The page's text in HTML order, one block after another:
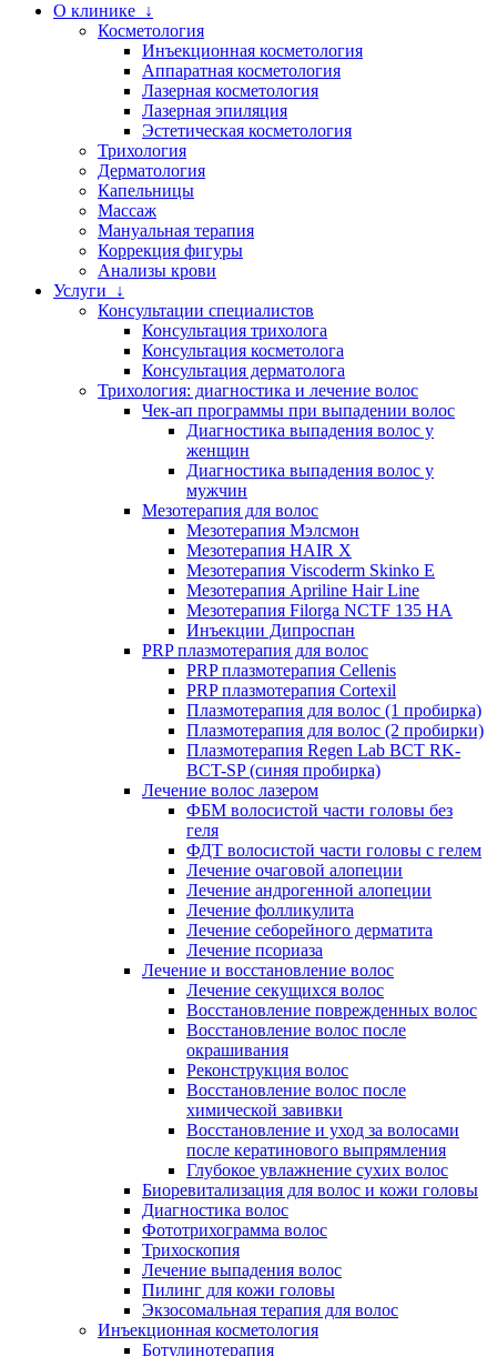
О клинике ↓
Косметология
Инъекционная косметология
Аппаратная косметология
Лазерная косметология
Лазерная эпиляция
Эстетическая косметология
Трихология
Дерматология
Капельницы
Массаж
Мануальная терапия
Коррекция фигуры
Анализы крови
Услуги ↓
Консультации специалистов
Консультация трихолога
Консультация косметолога
Консультация дерматолога
Трихология: диагностика и лечение волос
Чек-ап программы при выпадении волос
Диагностика выпадения волос у
женщин
Диагностика выпадения волос у
мужчин
Мезотерапия для волос
Мезотерапия Мэлсмон
Мезотерапия HAIR X
Мезотерапия Viscoderm Skinko E
Мезотерапия Apriline Hair Line
Мезотерапия Filorga NCTF 135 HA
Инъекции Дипроспан
PRP плазмотерапия для волос
PRP плазмотерапия Cellenis
PRP плазмотерапия Cortexil
Плазмотерапия для волос (1 пробирка)
Плазмотерапия для волос (2 пробирки)
Плазмотерапия Regen Lab BCT RK-
BCT-SP (синяя пробирка)
Лечение волос лазером
ФБМ волосистой части головы без
геля
ФДТ волосистой части головы с гелем
Лечение очаговой алопеции
Лечение андрогенной алопеции
Лечение фолликулита
Лечение себорейного дерматита
Лечение псориаза
Лечение и восстановление волос
Лечение секущихся волос
Восстановление поврежденных волос
Восстановление волос после
окрашивания
Реконструкция волос
Восстановление волос после
химической завивки
Восстановление и уход за волосами
после кератинового выпрямления
Глубокое увлажнение сухих волос
Биоревитализация для волос и кожи головы
Диагностика волос
Фототрихограмма волос
Трихоскопия
Лечение выпадения волос
Пилинг для кожи головы
Экзосомальная терапия для волос
Инъекционная косметология
Ботулинотерапия